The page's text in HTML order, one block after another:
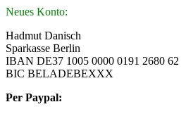
Neues Konto:
Hadmut Danisch
Sparkasse Berlin
IBAN DE37 1005 0000 0191 2680 62
BIC BELADEBEXXX
Per Paypal: